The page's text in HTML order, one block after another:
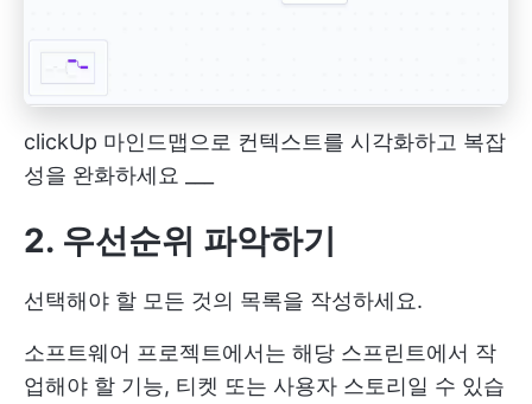
clickUp 마인드맵으로 컨텍스트를 시각화하고 복잡
성을 완화하세요 ___
2. 우선순위 파악하기
선택해야 할 모든 것의 목록을 작성하세요.
소프트웨어 프로젝트에서는 해당 스프린트에서 작
업해야 할 기능, 티켓 또는 사용자 스토리일 수 있습